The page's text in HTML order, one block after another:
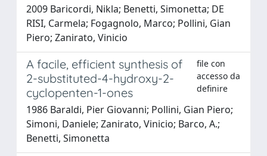
2009 Baricordi, Nikla; Benetti, Simonetta; DE
RISI, Carmela; Fogagnolo, Marco; Pollini, Gian
Piero; Zanirato, Vinicio
A facile, efficient synthesis of
2-substituted-4-hydroxy-2-
cyclopenten-1-ones
file con
accesso da
definire
1986 Baraldi, Pier Giovanni; Pollini, Gian Piero;
Simoni, Daniele; Zanirato, Vinicio; Barco, A.;
Benetti, Simonetta